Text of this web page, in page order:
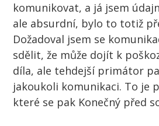
komunikovat, a já jsem
ale absurdní, bylo to totiž
Dožadoval jsem se
sdělit, že může dojít k
díla, ale tehdejší primátor
jakoukoli komunikaci. To je
které se pak Konečný před